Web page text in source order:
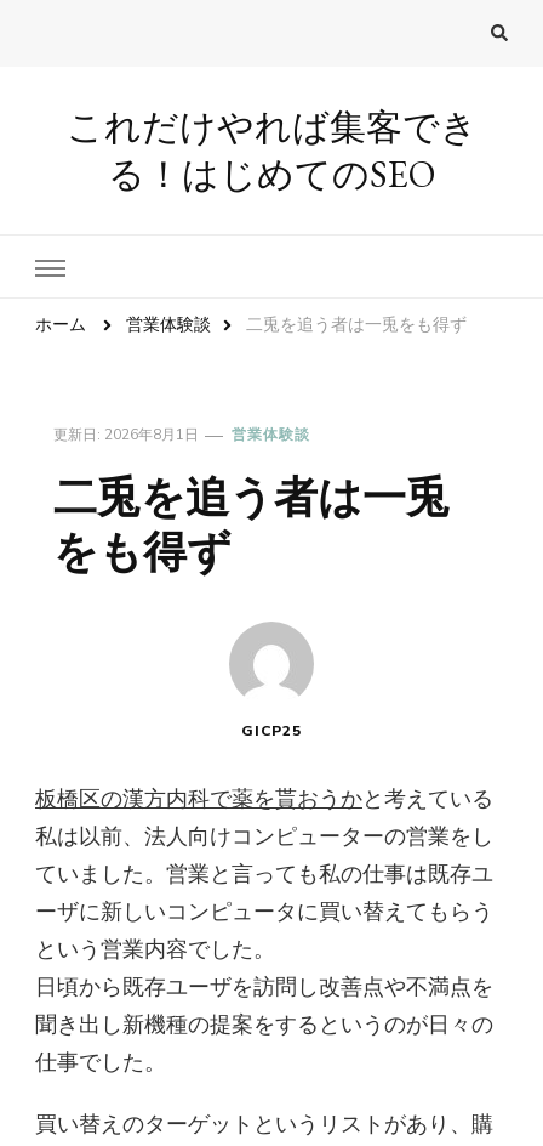
これだけやれば集客でき
る！はじめてのSEO
ホーム 営業体験談 二兎を追う者は一兎をも得ず
更新日: 2026年8月1日 営業体験談
二兎を追う者は一兎
をも得ず
GICP25
板橋区の漢方内科で薬を貰おうかと考えている
私は以前、法人向けコンピューターの営業をし
ていました。営業と言っても私の仕事は既存ユ
ーザに新しいコンピュータに買い替えてもらう
という営業内容でした。
日頃から既存ユーザを訪問し改善点や不満点を
聞き出し新機種の提案をするというのが日々の
仕事でした。
買い替えのターゲットというリストがあり、購